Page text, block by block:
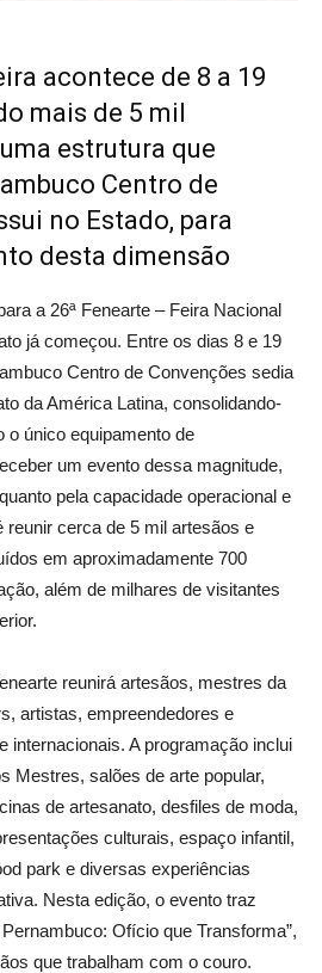
acontece de 8 a 19
mais de 5 mil
estrutura que
Centro de
no Estado, para
desta dimensão
a 26ª Fenearte – Feira Nacional
já começou. Entre os dias 8 e 19
Centro de Convenções sedia
da América Latina, consolidando-
único equipamento de
um evento dessa magnitude,
pela capacidade operacional e
reunir cerca de 5 mil artesãos e
em aproximadamente 700
além de milhares de visitantes
reunirá artesãos, mestres da
artistas, empreendedores e
internacionais. A programação inclui
Mestres, salões de arte popular,
de artesanato, desfiles de moda,
culturais, espaço infantil,
park e diversas experiências
Nesta edição, o evento traz
Ofício que Transforma”,
que trabalham com o couro.